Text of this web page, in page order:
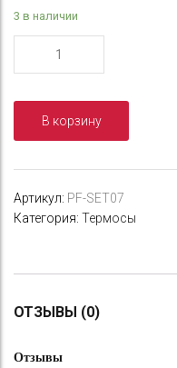
3 в наличии
набор
"СЛЕДОПЫТ
-
фанерная,
термомешок,
карабин)
В корзину
Артикул: PF-SET07
Категория: Термосы
ОТЗЫВЫ (0)
Отзывы